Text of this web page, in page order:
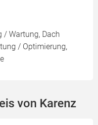
/ Wartung, Dach
/ Optimierung,
von Karenz